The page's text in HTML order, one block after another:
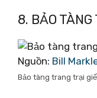
8. BẢO
Nguồn: Bill
Bảo tàng trang trại